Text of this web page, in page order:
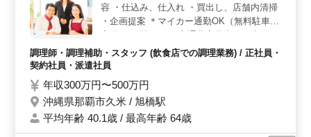
容 ・仕込み、仕入れ ・買出し、店舗内清掃
・企画提案 ＊マイカー通勤OK（無料駐車場
し） ＊賞与あり ベテランの寿司職人さんを
募集します！ シニア世代が活躍中の活気あ
調理師・調理補助・スタッフ (飲食店での調理業務) / 正社員・
契約社員・派遣社員
年収300万円〜500万円
沖縄県那覇市久米 / 旭橋駅
平均年齢 40.1歳 / 最高年齢 64歳